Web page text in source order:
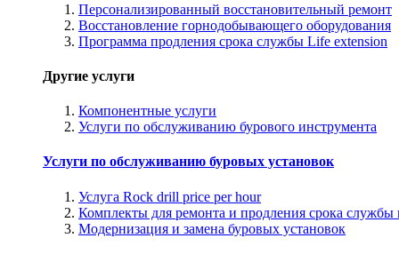
Персонализированный восстановительный ремонт
Восстановление горнодобывающего оборудования
Программа продления срока службы Life extension
Другие услуги
Компонентные услуги
Услуги по обслуживанию бурового инструмента
Услуги по обслуживанию буровых установок
Услуга Rock drill price per hour
Комплекты для ремонта и продления срока службы
Модернизация и замена буровых установок